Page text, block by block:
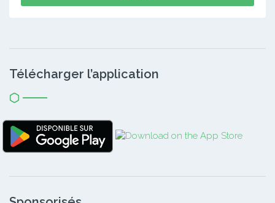
Télécharger l’application